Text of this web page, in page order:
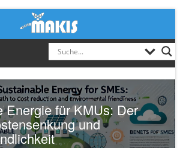
Energie für KMUs: Der
und